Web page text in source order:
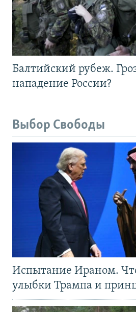
Балтийский рубеж.
нападение России?
Выбор Свободы
Испытание Ираном.
улыбки Трампа и